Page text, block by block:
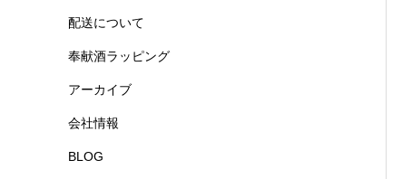
配送について
奉献酒ラッピング
アーカイブ
会社情報
BLOG